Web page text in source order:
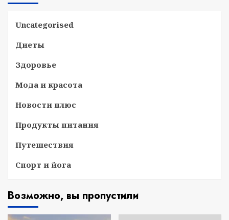
Uncategorised
Диеты
Здоровье
Мода и красота
Новости плюс
Продукты питания
Путешествия
Спорт и йога
Возможно, вы пропустили